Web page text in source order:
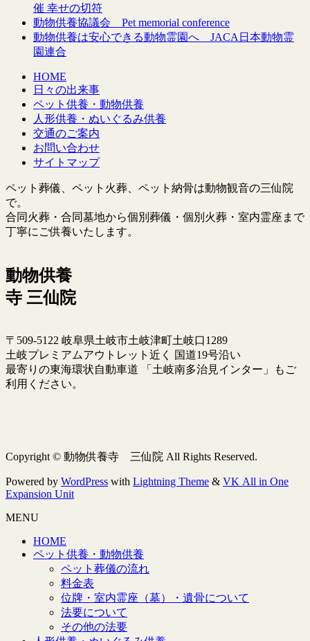
催 幸せの切符
動物供養協議会 Pet memorial conference
動物供養は安心できる動物霊園へ JACA日本動物霊
園連合
HOME
日々の出来事
ペット供養・動物供養
人形供養・ぬいぐるみ供養
交通のご案内
お問い合わせ
サイトマップ
ペット葬儀、ペット火葬、ペット納骨は動物観音の三仙院
で。
合同火葬・合同墓地から個別葬儀・個別火葬・室内霊座まで
丁寧にご供養いたします。
動物供養
寺 三仙院
〒509-5122 岐阜県土岐市土岐津町土岐口1289
土岐プレミアムアウトレット近く 国道19号沿い
最寄りの東海環状自動車道 「土岐南多治見インター」もご
利用ください。
Copyright © 動物供養寺 三仙院 All Rights Reserved.
Powered by WordPress with Lightning Theme & VK All in One
Expansion Unit
MENU
HOME
ペット供養・動物供養
ペット葬儀の流れ
料金表
位牌・室内霊座（墓）・遺骨について
法要について
その他の法要